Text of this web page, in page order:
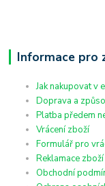
Informace pro
Jak nakupovat v
Doprava a
Platba předem
Vrácení zboží
Formulář pro
Reklamace zboží
Obchodní